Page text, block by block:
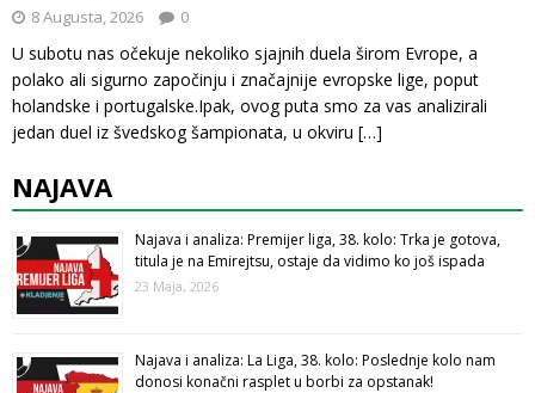
8 Augusta, 2026 0
U subotu nas očekuje nekoliko sjajnih duela širom Evrope, a
polako ali sigurno započinju i značajnije evropske lige, poput
holandske i portugalske.Ipak, ovog puta smo za vas analizirali
jedan duel iz švedskog šampionata, u okviru […]
NAJAVA
Najava i analiza: Premijer liga, 38. kolo: Trka je gotova,
titula je na Emirejtsu, ostaje da vidimo ko još ispada
23 Maja, 2026
Najava i analiza: La Liga, 38. kolo: Poslednje kolo nam
donosi konačni rasplet u borbi za opstanak!